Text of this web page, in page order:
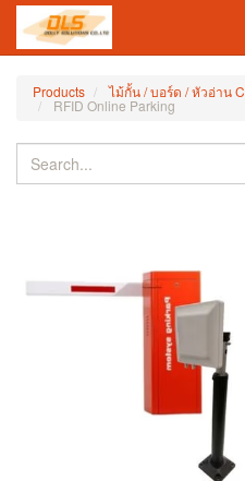
Products ไม้กั้น / บอร์ด / หัวอ่าน
RFID Online Parking